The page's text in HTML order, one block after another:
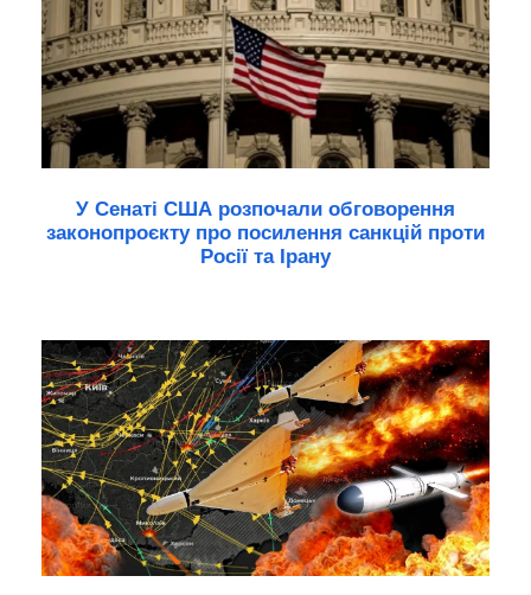
У Сенаті США розпочали обговорення
законопроєкту про посилення санкцій проти
Росії та Ірану